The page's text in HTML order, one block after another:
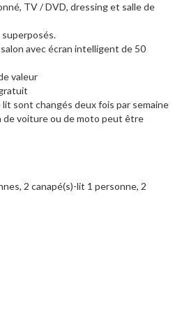
TV / DVD, dressing et salle de
avec écran intelligent de 50
valeur
sont changés deux fois par semaine
voiture ou de moto peut être
2 canapé(s)-lit 1 personne, 2